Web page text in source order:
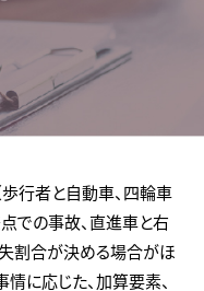
行者と自動車、四輪車
での事故、直進車と右
割合が決める場合がほ
に応じた、加算要素、